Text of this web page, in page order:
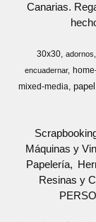
Canarias.
30x30 adornos
encuadernar
mixed-media papel
Máquinas y
Papelería
Resinas y